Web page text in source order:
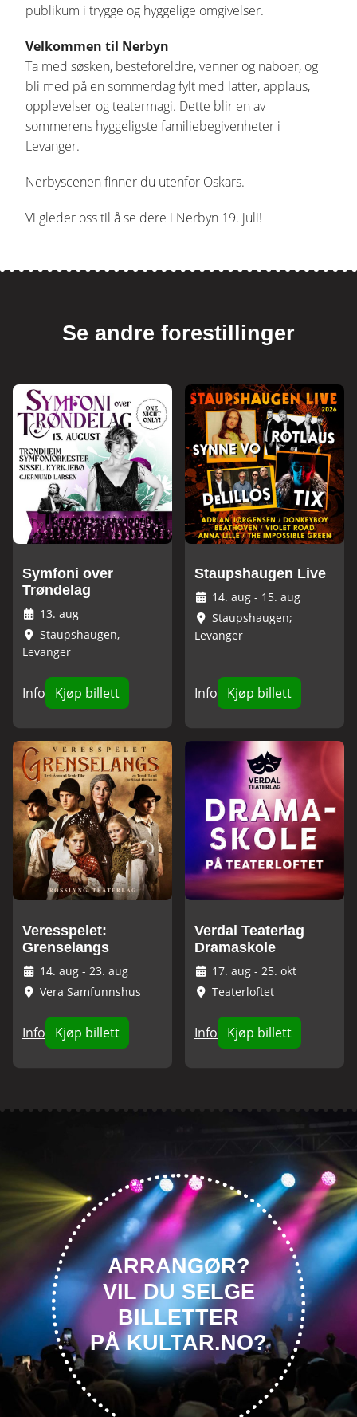
publikum i trygge og hyggelige omgivelser.
Velkommen til Nerbyn
Ta med søsken, besteforeldre, venner og naboer, og
bli med på en sommerdag fylt med latter, applaus,
opplevelser og teatermagi. Dette blir en av
sommerens hyggeligste familiebegivenheter i
Levanger.
Nerbyscenen finner du utenfor Oskars.
Vi gleder oss til å se dere i Nerbyn 19. juli!
Se andre forestillinger
Symfoni over
Trøndelag
13. aug
Staupshaugen,
Levanger
Info Kjøp billett
Staupshaugen Live
14. aug - 15. aug
Staupshaugen;
Levanger
Info Kjøp billett
Veresspelet:
Grenselangs
14. aug - 23. aug
Vera Samfunnshus
Info Kjøp billett
Verdal Teaterlag
Dramaskole
17. aug - 25. okt
Teaterloftet
Info Kjøp billett
ARRANGØR?
VIL DU SELGE
BILLETTER
PÅ KULTAR.NO?